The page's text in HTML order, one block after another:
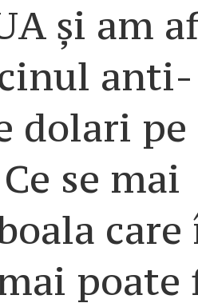
și am
anti-
dolari pe
se mai
care
poate